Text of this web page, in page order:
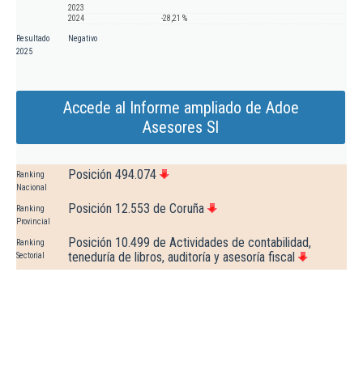
2023
2024
-28,21 %
Resultado
2025
Negativo
Accede al Informe ampliado de Adoe
Asesores Sl
Ranking
Nacional
Posición 494.074
Ranking
Provincial
Posición 12.553 de Coruña
Ranking
Sectorial
Posición 10.499 de Actividades de contabilidad,
teneduría de libros, auditoría y asesoría fiscal